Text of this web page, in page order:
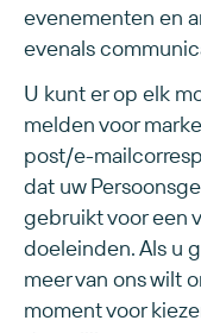
evenementen en
evenals
U kunt er op elk
melden voor
post/e-
dat uw
gebruikt voor een
doeleinden. Als u
meer van ons wilt
moment voor